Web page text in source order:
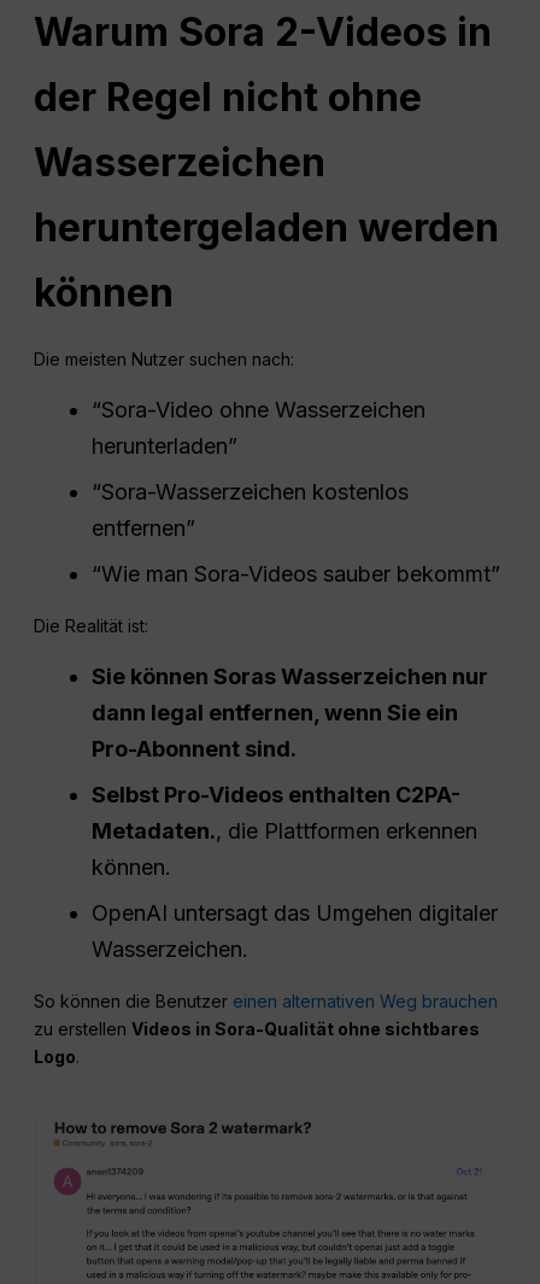
Warum Sora 2-Videos in
der Regel nicht ohne
Wasserzeichen
heruntergeladen werden
können
Die meisten Nutzer suchen nach:
“Sora-Video ohne Wasserzeichen
herunterladen”
“Sora-Wasserzeichen kostenlos
entfernen”
“Wie man Sora-Videos sauber bekommt”
Die Realität ist:
Sie können Soras Wasserzeichen nur
dann legal entfernen, wenn Sie ein
Pro-Abonnent sind.
Selbst Pro-Videos enthalten C2PA-
Metadaten., die Plattformen erkennen
können.
OpenAI untersagt das Umgehen digitaler
Wasserzeichen.
So können die Benutzer einen alternativen Weg brauchen
zu erstellenVideos in Sora-Qualität ohne sichtbares
Logo.